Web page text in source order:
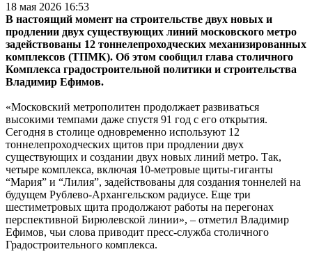
18 мая 2026 16:53
В настоящий момент на строительстве двух новых и
продлении двух существующих линий московского метро
задействованы 12 тоннелепроходческих механизированных
комплексов (ТПМК). Об этом сообщил глава столичного
Комплекса градостроительной политики и строительства
Владимир Ефимов.
«Московский метрополитен продолжает развиваться
высокими темпами даже спустя 91 год с его открытия.
Сегодня в столице одновременно используют 12
тоннелепроходческих щитов при продлении двух
существующих и создании двух новых линий метро. Так,
четыре комплекса, включая 10-метровые щиты-гиганты
“Мария” и “Лилия”, задействованы для создания тоннелей на
будущем Рублево-Архангельском радиусе. Еще три
шестиметровых щита продолжают работы на перегонах
перспективной Бирюлевской линии», – отметил Владимир
Ефимов, чьи слова приводит пресс-служба столичного
Градостроительного комплекса.